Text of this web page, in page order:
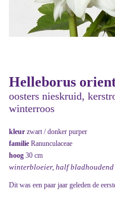
Helleborus
oosters nieskruid,
winterroos
kleur zwart / donker purper
familie Ranunculaceae
hoog 30 cm
winterbloeier, half bladhoudend
Dit was een paar jaar geleden de